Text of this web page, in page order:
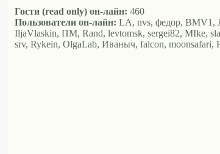
Гости (read only) он-лайн: 460
Пользователи он-лайн: LA, nvs, федор, BMV1,
IljaVlaskin, ПМ, Rand, levtomsk, sergei82, MIke,
srv, Rykein, OlgaLab, Иваныч, falcon, moonsafari,